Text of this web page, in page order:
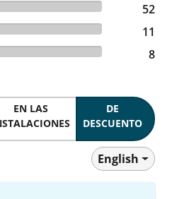
Media
52
Pobre
11
Horrible 8
EN LAS
DE
DESCUENTO
English